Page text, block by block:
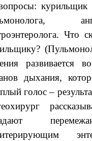
курильщик
Что
развивается
дыхания,
голос –